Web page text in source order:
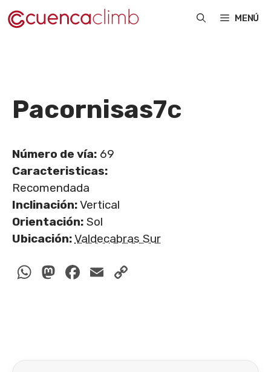
Saltar
al
MENÚ
Pacornisas7c
Número de vía: 69
Caracteristicas:
Recomendada
Inclinación:Vertical
Orientación: Sol
Ubicación:Valdecabras Sur
WhatsApp
Mastodon
Facebook
Email